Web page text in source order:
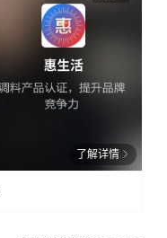
了解详情